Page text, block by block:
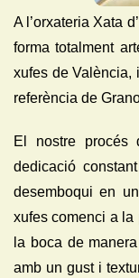
A l’orxateria Xata
forma totalment
xufes de València,
referència de
El nostre procés
dedicació
desemboqui en
xufes comenci a la
la boca de
amb un gust i